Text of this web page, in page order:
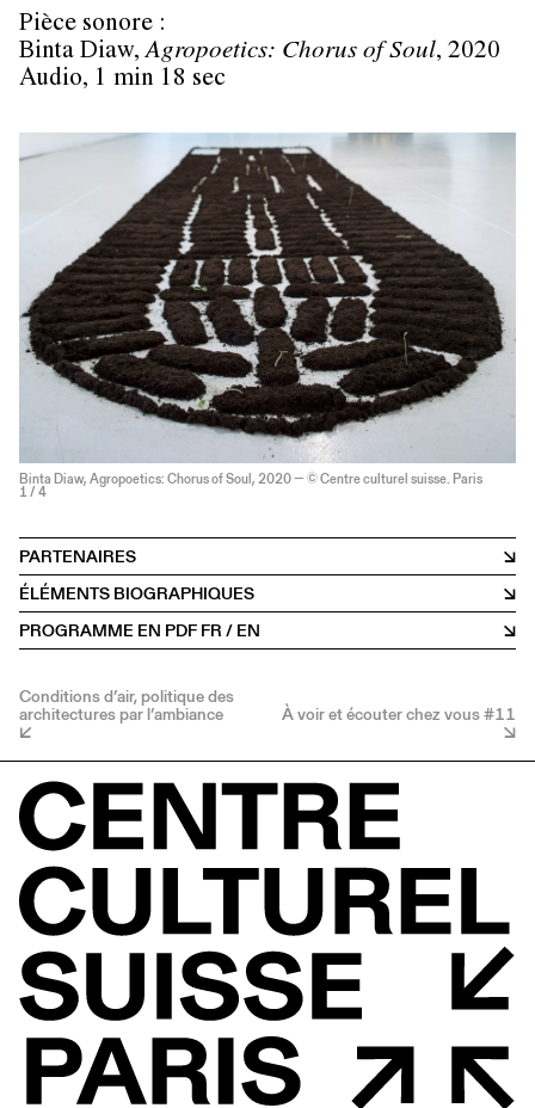
Pièce sonore :
Binta Diaw,Agropoetics: Chorus of Soul, 2020
Audio, 1 min 18 sec
Binta Diaw, Agropoetics: Chorus of Soul, 2020 — © Centre culturel suisse. Paris
1 / 4
PARTENAIRES
ÉLÉMENTS BIOGRAPHIQUES
PROGRAMME EN PDF FR / EN
Conditions d’air, politique des
architectures par l’ambiance À voir et écouter chez vous #11